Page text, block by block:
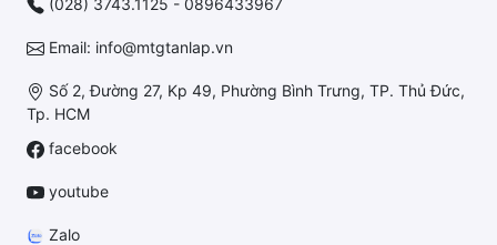
Email: info@mtgtanlap.vn
Số 2, Đường 27, Kp 49, Phường Bình Trưng, TP. Thủ Đức,
Tp. HCM
facebook
youtube
Zalo